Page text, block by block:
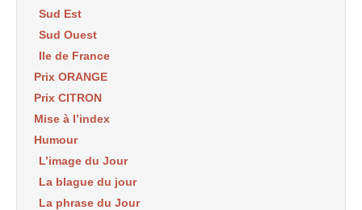
Sud Est
Sud Ouest
Ile de France
Prix ORANGE
Prix CITRON
Mise à l’index
Humour
L’image du Jour
La blague du jour
La phrase du Jour